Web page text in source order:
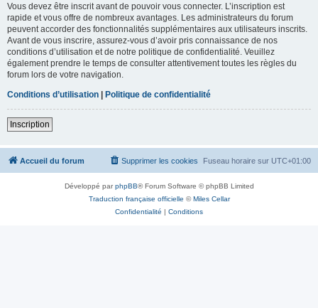
Vous devez être inscrit avant de pouvoir vous connecter. L’inscription est
rapide et vous offre de nombreux avantages. Les administrateurs du forum
peuvent accorder des fonctionnalités supplémentaires aux utilisateurs inscrits.
Avant de vous inscrire, assurez-vous d’avoir pris connaissance de nos
conditions d’utilisation et de notre politique de confidentialité. Veuillez
également prendre le temps de consulter attentivement toutes les règles du
forum lors de votre navigation.
Conditions d’utilisation | Politique de confidentialité
Inscription
Accueil du forum Fuseau horaire sur UTC+01:00
Supprimer les cookies
Développé parphpBB® Forum Software © phpBB Limited
Traduction française officielle ©Miles Cellar
Confidentialité | Conditions